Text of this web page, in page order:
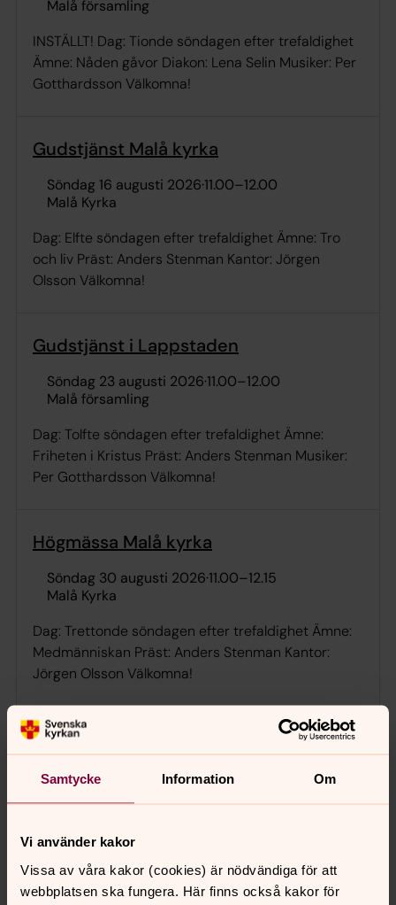
Samtycke Information Om
Vi använder kakor
Vissa av våra kakor (cookies) är nödvändiga för att
webbplatsen ska fungera. Här finns också kakor för
Malå församling
INSTÄLLT! Dag: Tionde söndagen efter trefaldighet
Ämne: Nåden gåvor Diakon: Lena Selin Musiker: Per
Gotthardsson Välkomna!
Gudstjänst Malå kyrka
söndag 16 augusti 2026·11.00–12.00
Malå Kyrka
Dag: Elfte söndagen efter trefaldighet Ämne: Tro
och liv Präst: Anders Stenman Kantor: Jörgen
Olsson Välkomna!
Gudstjänst i Lappstaden
söndag 23 augusti 2026·11.00–12.00
Malå församling
Dag: Tolfte söndagen efter trefaldighet Ämne:
Friheten i Kristus Präst: Anders Stenman Musiker:
Per Gotthardsson Välkomna!
Högmässa Malå kyrka
söndag 30 augusti 2026·11.00–12.15
Malå Kyrka
Dag: Trettonde söndagen efter trefaldighet Ämne:
Medmänniskan Präst: Anders Stenman Kantor:
Jörgen Olsson Välkomna!
Högmässa Malå kyrka
söndag 6 september 2026·11.00
Malå Kyrka
Visa fler händelser